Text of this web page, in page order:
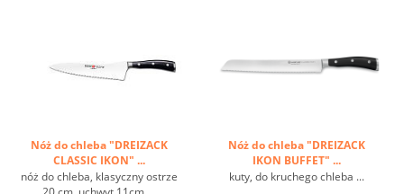
Nóż do chleba "DREIZACK
CLASSIC IKON" ...
nóż do chleba, klasyczny ostrze
Nóż do chleba "DREIZACK
IKON BUFFET" ...
kuty, do kruchego chleba ...